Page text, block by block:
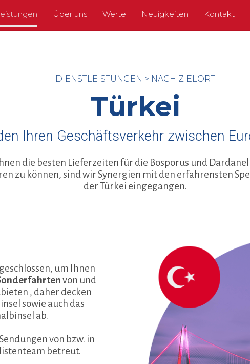
Über uns Werte Neuigkeiten Kontakt
DIENSTLEISTUNGEN > NACH ZIELORT
Türkei
Ihren Geschäftsverkehr zwischen
die besten Lieferzeiten für die Bosporus und
zu können, sind wir Synergien mit den erfahrensten
der Türkei eingegangen.
um Ihnen
von und
, daher decken
sowie auch das
ab.
von bzw. in
betreut.